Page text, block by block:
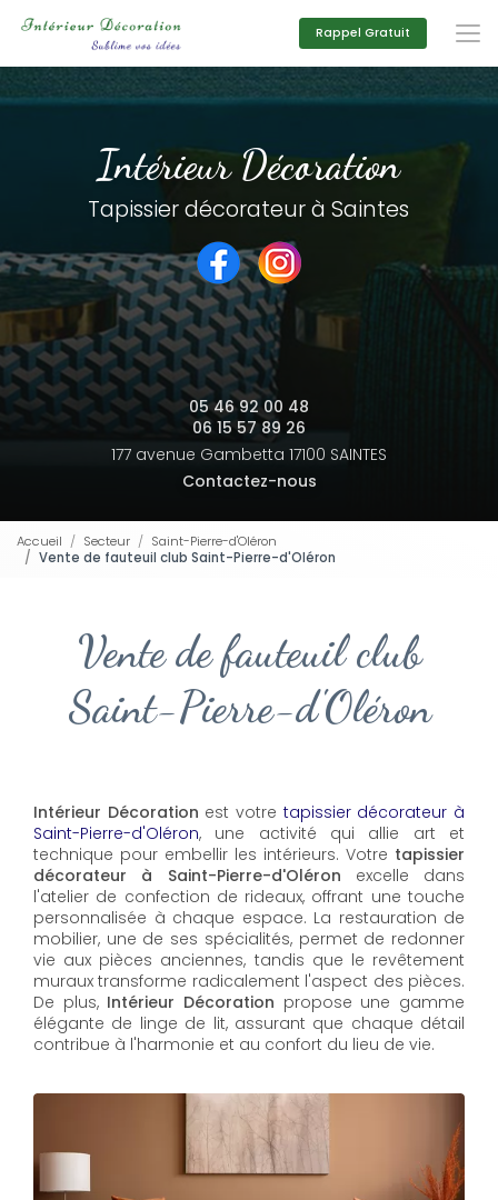
principal
Rappel Gratuit
Intérieur Décoration
Tapissier décorateur à Saintes
05 46 92 00 48
06 15 57 89 26
177 avenue Gambetta 17100 SAINTES
Contactez-nous
Accueil Secteur
Saint-Pierre-d'Oléron
Vente de fauteuil club Saint-Pierre-d'Oléron
Vente de fauteuil club
Saint-Pierre-d'Oléron
Intérieur Décoration est votre tapissier décorateur à
Saint-Pierre-d'Oléron, une activité qui allie art et
technique pour embellir les intérieurs. Votre tapissier
décorateur à Saint-Pierre-d'Oléron excelle dans
l'atelier de confection de rideaux, offrant une touche
personnalisée à chaque espace. La restauration de
mobilier, une de ses spécialités, permet de redonner
vie aux pièces anciennes, tandis que le revêtement
muraux transforme radicalement l'aspect des pièces.
De plus, Intérieur Décoration propose une gamme
élégante de linge de lit, assurant que chaque détail
contribue à l'harmonie et au confort du lieu de vie.